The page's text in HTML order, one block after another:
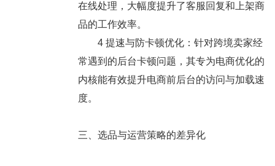
在线处理，大幅度提升了客服回复和上架商
品的工作效率。
4 提速与防卡顿优化：针对跨境卖家经
常遇到的后台卡顿问题，其专为电商优化的
内核能有效提升电商前后台的访问与加载速
度。
三、选品与运营策略的差异化